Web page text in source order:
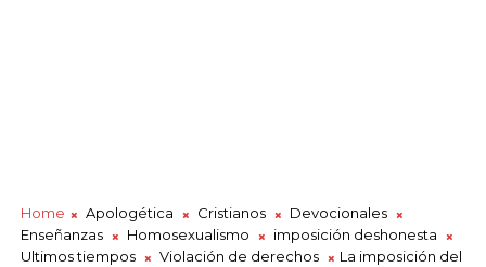
Home Apologética Cristianos
Devocionales
Enseñanzas
Homosexualismo
imposición deshonesta
Ultimos tiempos
Violación de derechos
La imposición del